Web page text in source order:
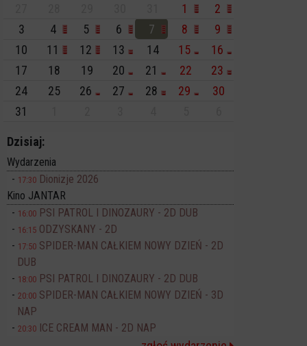
1
2
3
4 5 6 7 8
9
10
11 12 13 14 15
16
17
18 19 20 21 22
23
24
25 26 27 28 29
30
31
Dzisiaj:
Wydarzenia
17:30 Dionizje 2026
Kino JANTAR
16:00 PSI PATROL I DINOZAURY - 2D DUB
16:15 ODZYSKANY - 2D
17:50 SPIDER-MAN CAŁKIEM NOWY DZIEŃ - 2D
DUB
18:00 PSI PATROL I DINOZAURY - 2D DUB
20:00 SPIDER-MAN CAŁKIEM NOWY DZIEŃ - 3D
NAP
20:30 ICE CREAM MAN - 2D NAP